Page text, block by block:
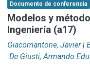
Aportar material
Statistics
Documento de conferencia
Modelos y
Ingeniería (a17)
Giacomantone, Javier |
De Giusti, Armando